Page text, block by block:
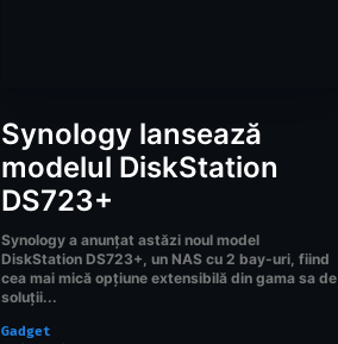
Synology lansează
modelul DiskStation
DS723+
Synology a anunțat astăzi noul model
DiskStation DS723+, un NAS cu 2 bay-uri, fiind
cea mai mică opțiune extensibilă din gama sa de
soluții...
Gadget